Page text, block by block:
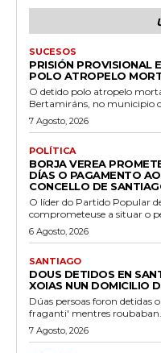
SUCESOS
PRISIÓN PROVISIONAL
POLO ATROPELO
O detido polo atropelo
Bertamiráns, no municipio
7 Agosto, 2026
POLÍTICA
BORJA VEREA
DÍAS O PAGAMENTO
CONCELLO DE
O líder do Partido Popular
comprometeuse a situar o
6 Agosto, 2026
SANTIAGO
DOUS DETIDOS EN
XOIAS NUN DOMICILIO
Dúas persoas foron detidas
fraganti' mentres roubaban...
7 Agosto, 2026